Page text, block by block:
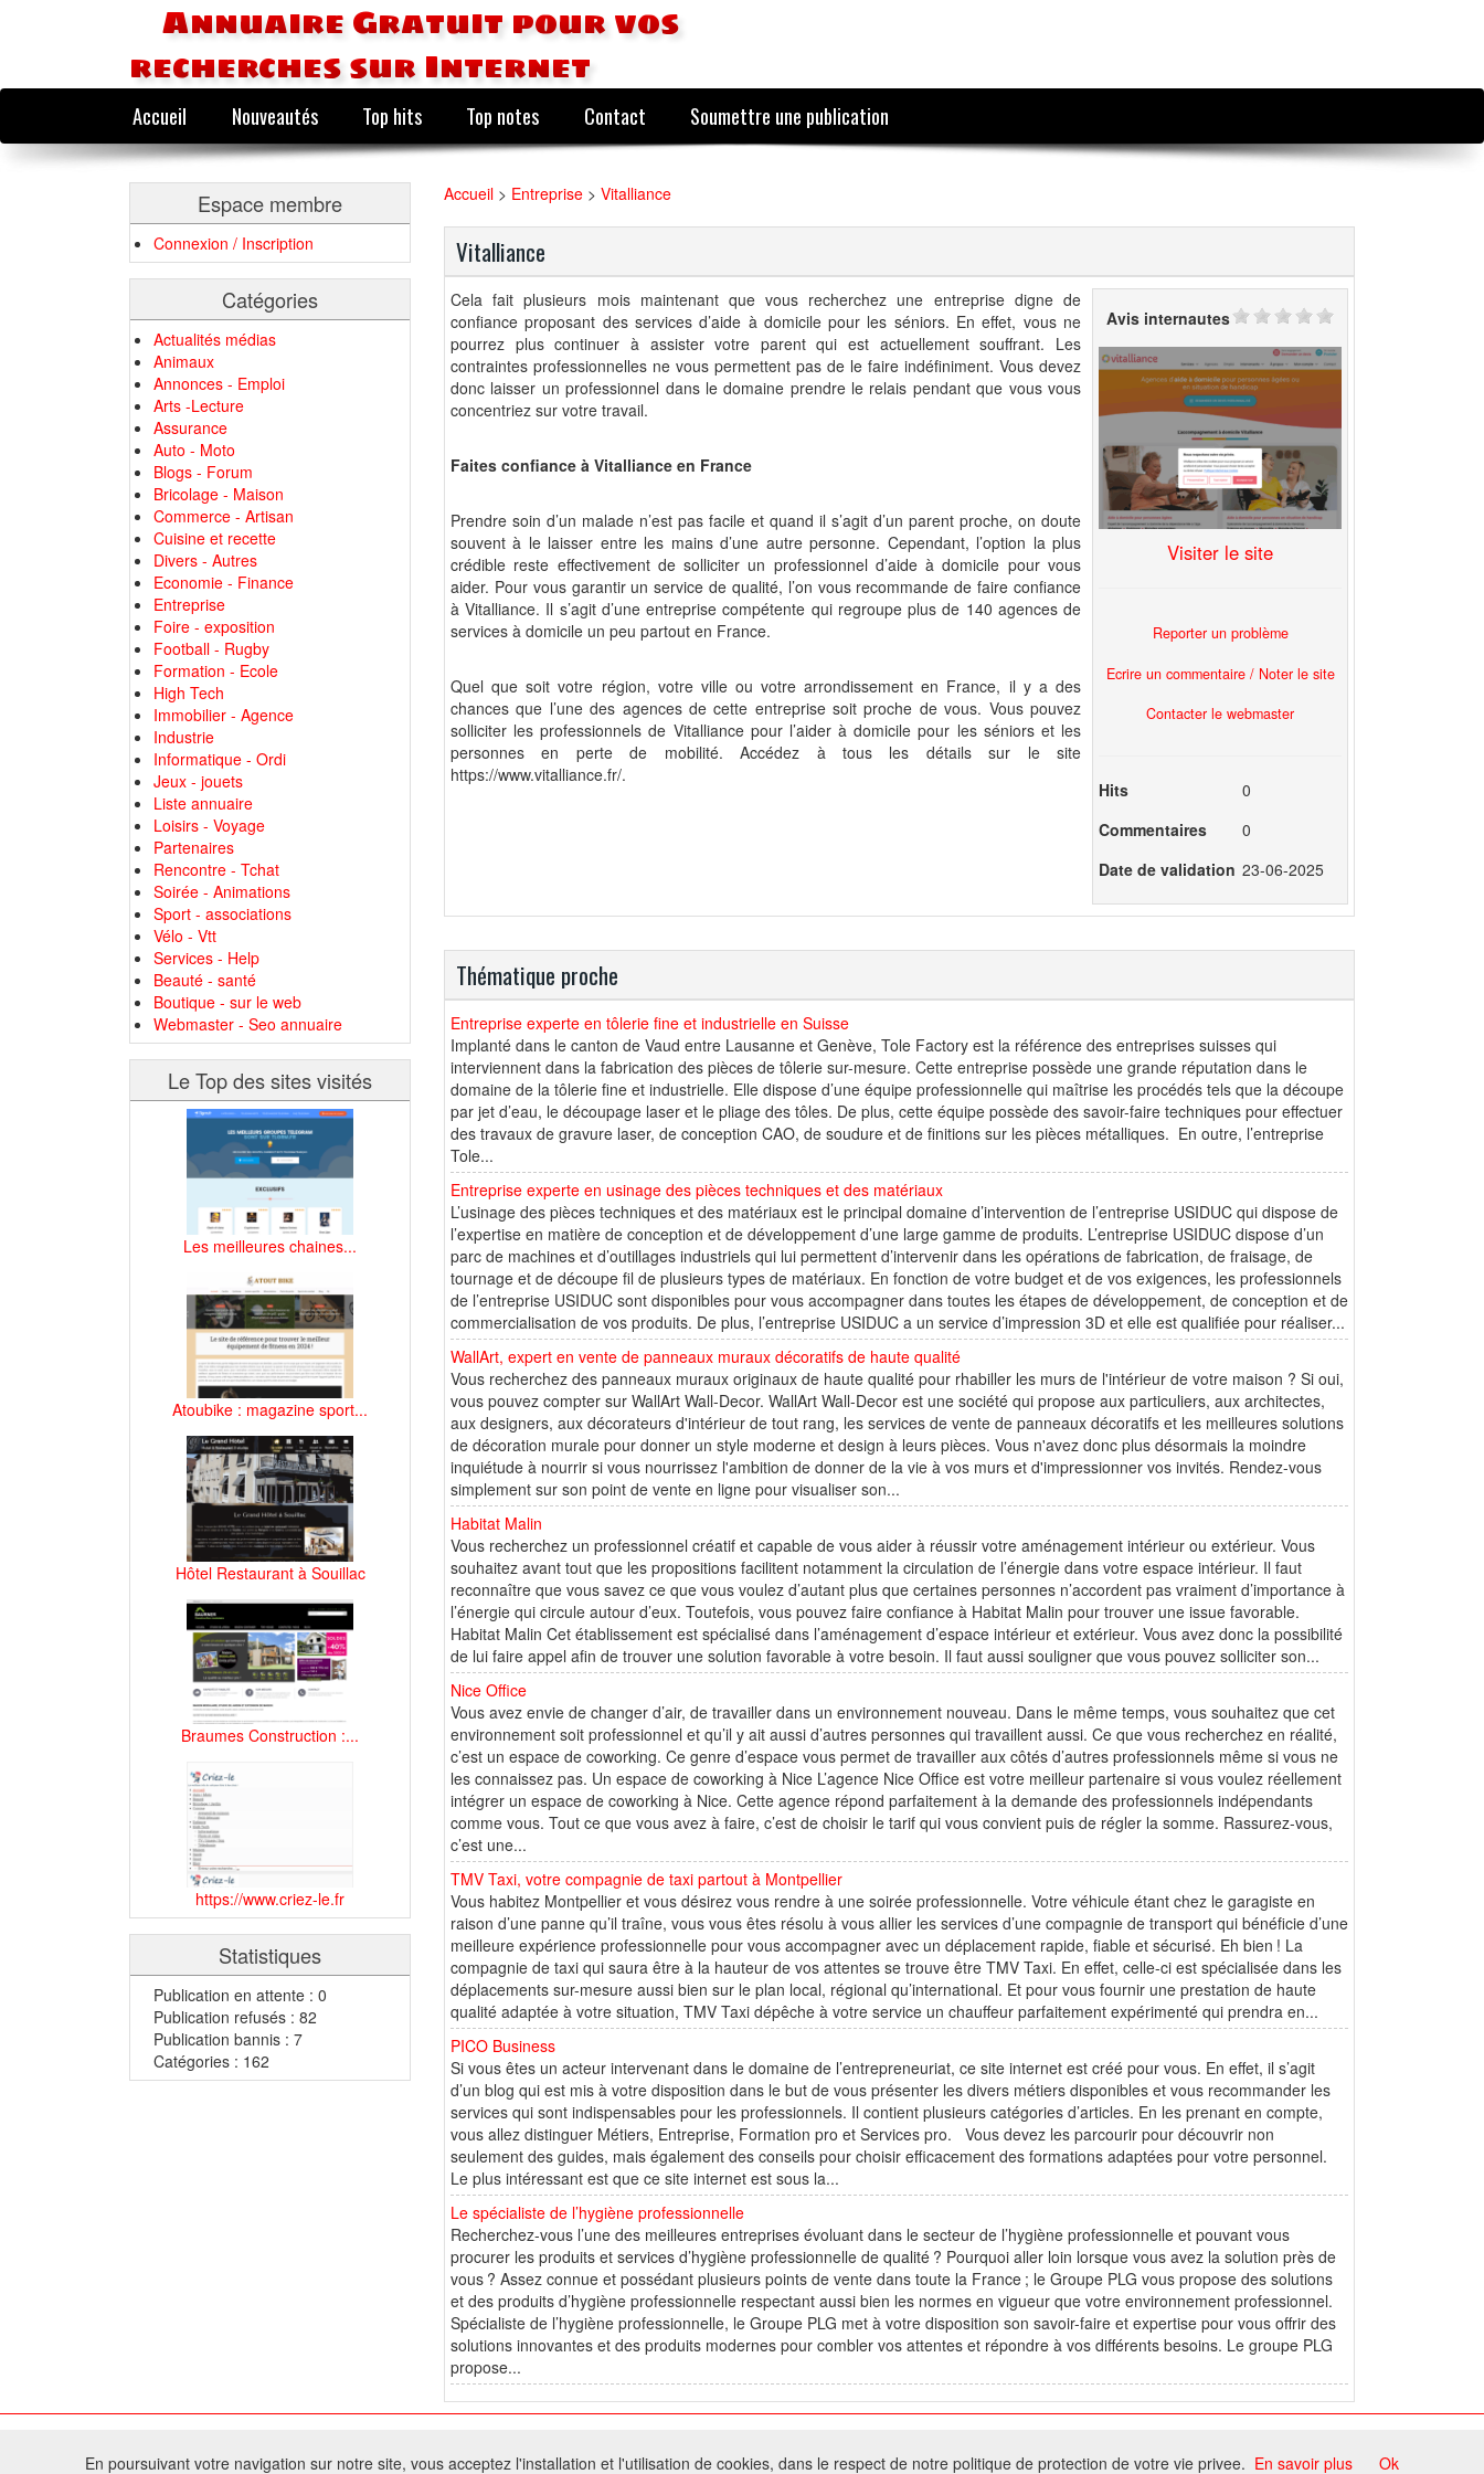
Annuaire Gratuit pour vos
recherches sur Internet
Accueil Nouveautés Top hits Top notes Contact Soumettre une publication
Espace membre
Connexion / Inscription
Catégories
Actualités médias
Animaux
Annonces - Emploi
Arts -Lecture
Assurance
Auto - Moto
Blogs - Forum
Bricolage - Maison
Commerce - Artisan
Cuisine et recette
Divers - Autres
Economie - Finance
Entreprise
Foire - exposition
Football - Rugby
Formation - Ecole
High Tech
Immobilier - Agence
Industrie
Informatique - Ordi
Jeux - jouets
Liste annuaire
Loisirs - Voyage
Partenaires
Rencontre - Tchat
Soirée - Animations
Sport - associations
Vélo - Vtt
Services - Help
Beauté - santé
Boutique - sur le web
Webmaster - Seo annuaire
Le Top des sites visités
Les meilleures chaines...
Atoubike : magazine sport...
Hôtel Restaurant à Souillac
Braumes Construction :...
https://www.criez-le.fr
Statistiques
Publication en attente : 0
Publication refusés : 82
Publication bannis : 7
Catégories : 162
Accueil > Entreprise > Vitalliance
Vitalliance
Cela fait plusieurs mois maintenant que vous recherchez une entreprise digne de
confiance proposant des services d’aide à domicile pour les séniors. En effet, vous ne
pourrez plus continuer à assister votre parent qui est actuellement souffrant. Les
contraintes professionnelles ne vous permettent pas de le faire indéfiniment. Vous devez
donc laisser un professionnel dans le domaine prendre le relais pendant que vous vous
concentriez sur votre travail.
Faites confiance à Vitalliance en France
Prendre soin d’un malade n’est pas facile et quand il s’agit d’un parent proche, on doute
souvent à le laisser entre les mains d’une autre personne. Cependant, l’option la plus
crédible reste effectivement de solliciter un professionnel d’aide à domicile pour vous
aider. Pour vous garantir un service de qualité, l’on vous recommande de faire confiance
à Vitalliance. Il s’agit d’une entreprise compétente qui regroupe plus de 140 agences de
services à domicile un peu partout en France.
Quel que soit votre région, votre ville ou votre arrondissement en France, il y a des
chances que l’une des agences de cette entreprise soit proche de vous. Vous pouvez
solliciter les professionnels de Vitalliance pour l’aider à domicile pour les séniors et les
personnes en perte de mobilité. Accédez à tous les détails sur le site
https://www.vitalliance.fr/.
Avis internautes
Visiter le site
Reporter un problème
Ecrire un commentaire / Noter le site
Contacter le webmaster
Hits
0
Commentaires
0
Date de validation 23-06-2025
Thématique proche
Entreprise experte en tôlerie fine et industrielle en Suisse
Implanté dans le canton de Vaud entre Lausanne et Genève, Tole Factory est la référence des entreprises suisses qui
interviennent dans la fabrication des pièces de tôlerie sur-mesure. Cette entreprise possède une grande réputation dans le
domaine de la tôlerie fine et industrielle. Elle dispose d’une équipe professionnelle qui maîtrise les procédés tels que la découpe
par jet d’eau, le découpage laser et le pliage des tôles. De plus, cette équipe possède des savoir-faire techniques pour effectuer
des travaux de gravure laser, de conception CAO, de soudure et de finitions sur les pièces métalliques. En outre, l’entreprise
Tole...
Entreprise experte en usinage des pièces techniques et des matériaux
L’usinage des pièces techniques et des matériaux est le principal domaine d’intervention de l’entreprise USIDUC qui dispose de
l’expertise en matière de conception et de développement d’une large gamme de produits. L’entreprise USIDUC dispose d’un
parc de machines et d’outillages industriels qui lui permettent d’intervenir dans les opérations de fabrication, de fraisage, de
tournage et de découpe fil de plusieurs types de matériaux. En fonction de votre budget et de vos exigences, les professionnels
de l’entreprise USIDUC sont disponibles pour vous accompagner dans toutes les étapes de développement, de conception et de
commercialisation de vos produits. De plus, l’entreprise USIDUC a un service d’impression 3D et elle est qualifiée pour réaliser...
WallArt, expert en vente de panneaux muraux décoratifs de haute qualité
Vous recherchez des panneaux muraux originaux de haute qualité pour rhabiller les murs de l'intérieur de votre maison ? Si oui,
vous pouvez compter sur WallArt Wall-Decor. WallArt Wall-Decor est une société qui propose aux particuliers, aux architectes,
aux designers, aux décorateurs d'intérieur de tout rang, les services de vente de panneaux décoratifs et les meilleures solutions
de décoration murale pour donner un style moderne et design à leurs pièces. Vous n'avez donc plus désormais la moindre
inquiétude à nourrir si vous nourrissez l'ambition de donner de la vie à vos murs et d'impressionner vos invités. Rendez-vous
simplement sur son point de vente en ligne pour visualiser son...
Habitat Malin
Vous recherchez un professionnel créatif et capable de vous aider à réussir votre aménagement intérieur ou extérieur. Vous
souhaitez avant tout que les propositions facilitent notamment la circulation de l’énergie dans votre espace intérieur. Il faut
reconnaître que vous savez ce que vous voulez d’autant plus que certaines personnes n’accordent pas vraiment d’importance à
l’énergie qui circule autour d’eux. Toutefois, vous pouvez faire confiance à Habitat Malin pour trouver une issue favorable.
Habitat Malin Cet établissement est spécialisé dans l’aménagement d’espace intérieur et extérieur. Vous avez donc la possibilité
de lui faire appel afin de trouver une solution favorable à votre besoin. Il faut aussi souligner que vous pouvez solliciter son...
Nice Office
Vous avez envie de changer d’air, de travailler dans un environnement nouveau. Dans le même temps, vous souhaitez que cet
environnement soit professionnel et qu’il y ait aussi d’autres personnes qui travaillent aussi. Ce que vous recherchez en réalité,
c’est un espace de coworking. Ce genre d’espace vous permet de travailler aux côtés d’autres professionnels même si vous ne
les connaissez pas. Un espace de coworking à Nice L’agence Nice Office est votre meilleur partenaire si vous voulez réellement
intégrer un espace de coworking à Nice. Cette agence répond parfaitement à la demande des professionnels indépendants
comme vous. Tout ce que vous avez à faire, c’est de choisir le tarif qui vous convient puis de régler la somme. Rassurez-vous,
c’est une...
TMV Taxi, votre compagnie de taxi partout à Montpellier
Vous habitez Montpellier et vous désirez vous rendre à une soirée professionnelle. Votre véhicule étant chez le garagiste en
raison d’une panne qu’il traîne, vous vous êtes résolu à vous allier les services d’une compagnie de transport qui bénéficie d’une
meilleure expérience professionnelle pour vous accompagner avec un déplacement rapide, fiable et sécurisé. Eh bien ! La
compagnie de taxi qui saura être à la hauteur de vos attentes se trouve être TMV Taxi. En effet, celle-ci est spécialisée dans les
déplacements sur-mesure aussi bien sur le plan local, régional qu’international. Et pour vous fournir une prestation de haute
qualité adaptée à votre situation, TMV Taxi dépêche à votre service un chauffeur parfaitement expérimenté qui prendra en...
PICO Business
Si vous êtes un acteur intervenant dans le domaine de l’entrepreneuriat, ce site internet est créé pour vous. En effet, il s’agit
d’un blog qui est mis à votre disposition dans le but de vous présenter les divers métiers disponibles et vous recommander les
services qui sont indispensables pour les professionnels. Il contient plusieurs catégories d’articles. En les prenant en compte,
vous allez distinguer Métiers, Entreprise, Formation pro et Services pro. Vous devez les parcourir pour découvrir non
seulement des guides, mais également des conseils pour choisir efficacement des formations adaptées pour votre personnel.
Le plus intéressant est que ce site internet est sous la...
Le spécialiste de l’hygiène professionnelle
Recherchez-vous l’une des meilleures entreprises évoluant dans le secteur de l’hygiène professionnelle et pouvant vous
procurer les produits et services d’hygiène professionnelle de qualité ? Pourquoi aller loin lorsque vous avez la solution près de
vous ? Assez connue et possédant plusieurs points de vente dans toute la France ; le Groupe PLG vous propose des solutions
et des produits d’hygiène professionnelle respectant aussi bien les normes en vigueur que votre environnement professionnel.
Spécialiste de l’hygiène professionnelle, le Groupe PLG met à votre disposition son savoir-faire et expertise pour vous offrir des
solutions innovantes et des produits modernes pour combler vos attentes et répondre à vos différents besoins. Le groupe PLG
propose...
Tous droits réservés - Toute reproduction du contenu de ce site, même partielle, est interdite sans accord du propriétaire.
En poursuivant votre navigation sur notre site, vous acceptez l'installation et l'utilisation de cookies, dans le respect de notre politique de protection de votre vie privee. En savoir plus Ok